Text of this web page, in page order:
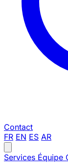
Contact
FR EN ES AR
Services Équipe